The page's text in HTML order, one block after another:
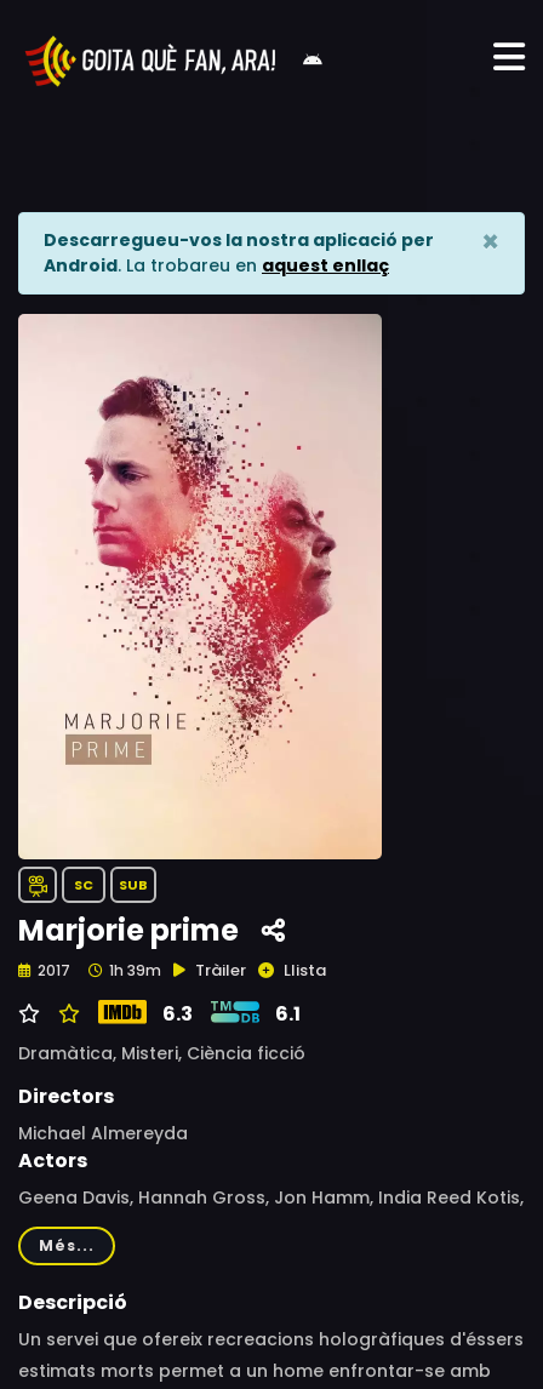
Descarregueu-vos la nostra aplicació per
Android. La trobareu en aquest enllaç
×
SC SUB
Marjorie prime
2017 1h 39m Tràiler Llista
6.3 6.1
Dramàtica, Misteri, Ciència ficció
Directors
Michael Almereyda
Actors
Geena Davis, Hannah Gross, Jon Hamm, India Reed Kotis,
Leslie Lyles, Cashus Muse, Tim Robbins, Hana Colley, Lois
Smith, Azumi Tsutsui, Bill Walters, Stephanie Andujar
Més...
Descripció
Un servei que ofereix recreacions hologràfiques d'éssers
estimats morts permet a un home enfrontar-se amb